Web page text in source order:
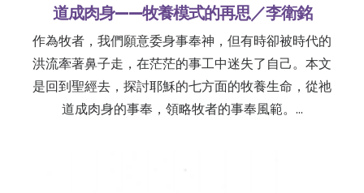
道成肉身——牧養模式的再思／李衛銘
作為牧者，我們願意委身事奉神，但有時卻被時代的
洪流牽著鼻子走，在茫茫的事工中迷失了自己。本文
是回到聖經去，探討耶穌的七方面的牧養生命，從祂
道成肉身的事奉，領略牧者的事奉風範。…